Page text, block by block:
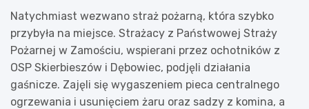
Natychmiast wezwano straż pożarną, która szybko
przybyła na miejsce. Strażacy z Państwowej Straży
Pożarnej w Zamościu, wspierani przez ochotników z
OSP Skierbieszów i Dębowiec, podjęli działania
gaśnicze. Zajęli się wygaszeniem pieca centralnego
ogrzewania i usunięciem żaru oraz sadzy z komina, a